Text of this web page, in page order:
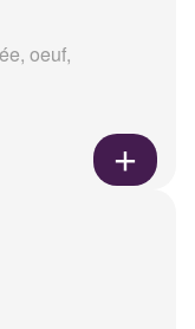
oeuf,